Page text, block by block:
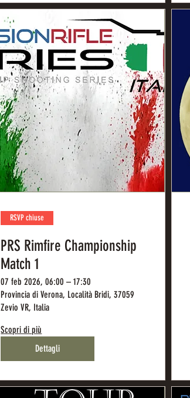
RSVP chiuse
PRS Rimfire Championship
Match 1
07 feb 2026, 06:00 – 17:30
Provincia di Verona, Località Bridi, 37059
Zevio VR, Italia
Scopri di più
Dettagli